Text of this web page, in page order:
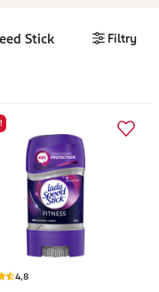
Stick Filtry
4,8